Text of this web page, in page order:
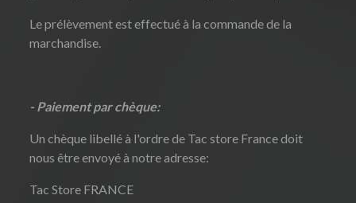
Le prélèvement est effectué à la commande de la
marchandise.
- Paiement par chèque:
Un chèque libellé à l'ordre de Tac store France doit
nous être envoyé à notre adresse:
Tac Store FRANCE